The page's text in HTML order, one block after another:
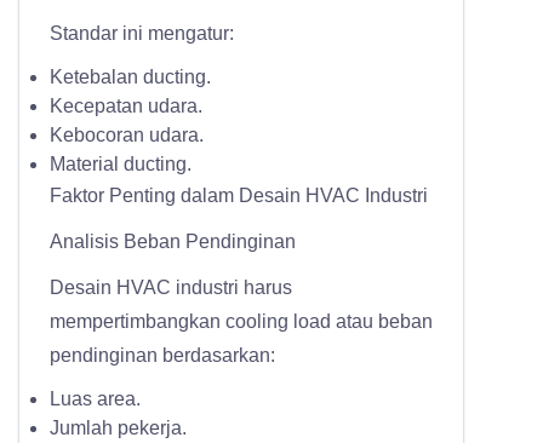
Standar ini mengatur:
Ketebalan ducting.
Kecepatan udara.
Kebocoran udara.
Material ducting.
Faktor Penting dalam Desain HVAC Industri
Analisis Beban Pendinginan
Desain HVAC industri harus
mempertimbangkan cooling load atau beban
pendinginan berdasarkan:
Luas area.
Jumlah pekerja.